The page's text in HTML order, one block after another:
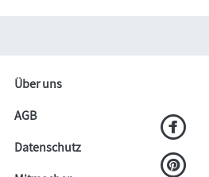
Über uns
AGB
Datenschutz